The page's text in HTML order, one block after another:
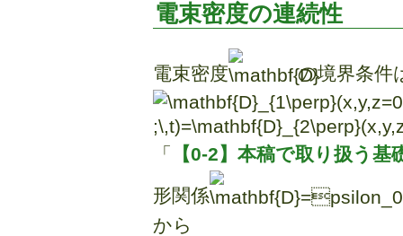
電束密度の連続性
電束密度 の境界条件
「
【0-2】本稿で取り扱う基
形関係
から